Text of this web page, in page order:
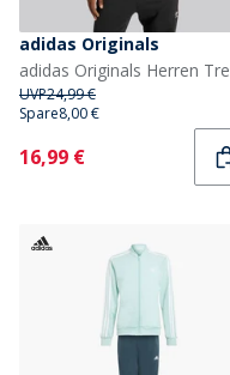
adidas Originals
UVP24,99 €
Spare8,00 €
Current
16,99 €